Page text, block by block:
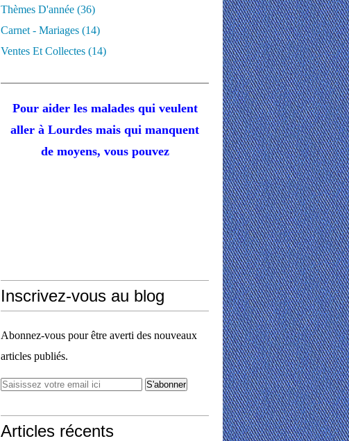
Thèmes D'année (36)
Carnet - Mariages (14)
Ventes Et Collectes (14)
Pour aider les malades qui veulent
aller à Lourdes mais qui manquent
de moyens, vous pouvez
Inscrivez-vous au blog
Abonnez-vous pour être averti des nouveaux
articles publiés.
Articles récents